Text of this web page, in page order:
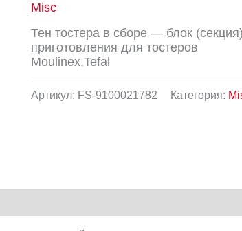
Misc
Тен тостера в сборе — блок (секция)
приготовления для тостеров
Moulinex,Tefal
Артикул: FS-9100021782 Категория: